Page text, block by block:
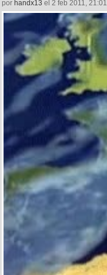
por handx13 el 2 feb 2011, 21:01